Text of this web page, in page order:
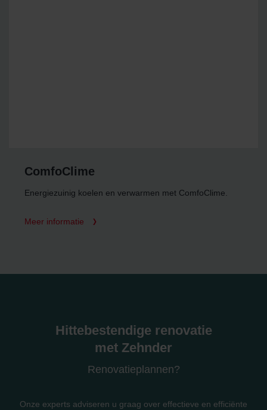
ComfoClime
Energiezuinig koelen en verwarmen met ComfoClime.
Meer informatie
Hittebestendige renovatie
met Zehnder
Renovatieplannen?
Onze experts adviseren u graag over effectieve en efficiënte